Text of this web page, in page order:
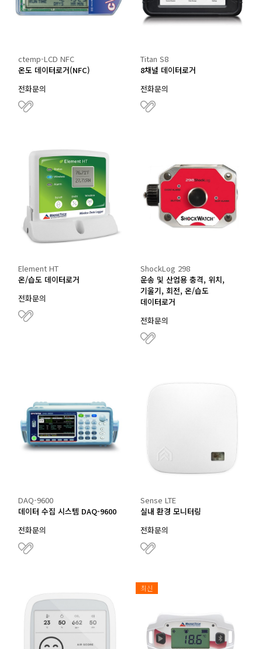
ctemp-LCD NFC
온도 데이터로거(NFC)
전화문의
Titan S8
8채널 데이터로거
전화문의
Element HT
온/습도 데이터로거
전화문의
ShockLog 298
운송 및 산업용 충격, 위치,
기울기, 회전, 온/습도
데이터로거
전화문의
DAQ-9600
데이터 수집 시스템 DAQ-9600
전화문의
Sense LTE
실내 환경 모니터링
전화문의
최신